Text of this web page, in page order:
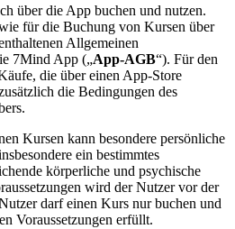
über die App buchen und nutzen.
für die Buchung von Kursen über
Allgemeinen
7Mind App („App-AGB“). Für den
die über einen App-Store
die Bedingungen des
Kursen kann besondere persönliche
ein bestimmtes
körperliche und psychische
wird der Nutzer vor der
darf einen Kurs nur buchen und
Voraussetzungen erfüllt.